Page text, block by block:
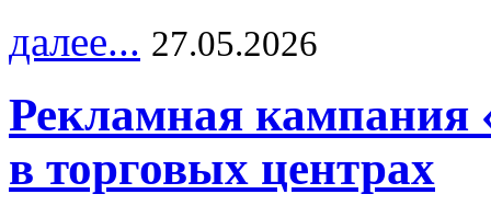
далее... 27.05.2026
Рекламная кампания
в торговых центрах